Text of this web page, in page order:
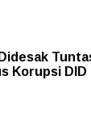
Korupsi DID